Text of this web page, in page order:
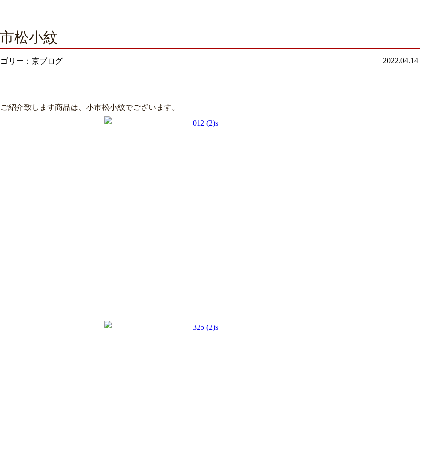
松小紋
リー：京ブログ 2022.04.14
紹介致します商品は、小市松小紋でございます。